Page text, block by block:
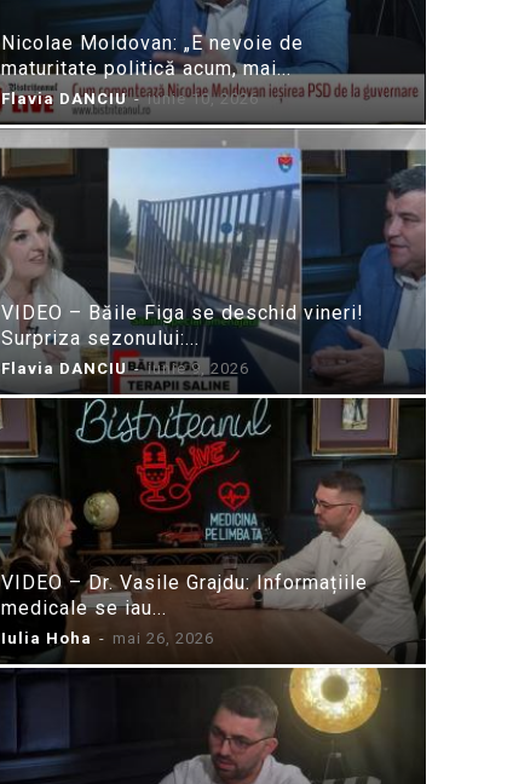
Nicolae Moldovan: „E nevoie de
maturitate politică acum, mai...
Flavia DANCIU - iunie 10, 2026
VIDEO – Băile Figa se deschid vineri!
Surpriza sezonului:...
Flavia DANCIU - iunie 9, 2026
VIDEO – Dr. Vasile Grajdu: Informațiile
medicale se iau...
Iulia Hoha - mai 26, 2026